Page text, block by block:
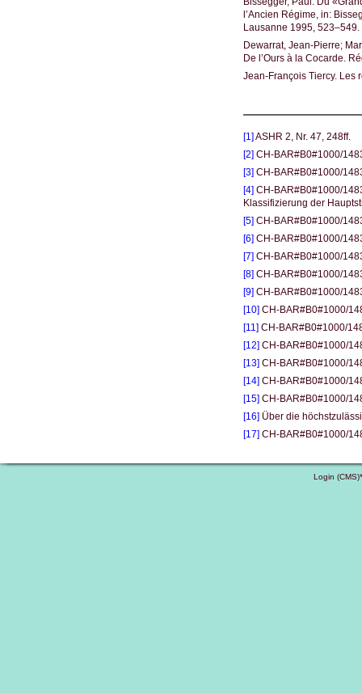
l’Ancien Régime, in:
Lausanne 1995, 523–549.
Dewarrat, Jean-Pierre;
De l’Ours à la Cocarde.
Jean-François Tiercy. Les
[1] ASHR 2, Nr. 47, 248ff.
[2] CH-BAR#B0#1000/
[3] CH-BAR#B0#1000/
[4] CH-BAR#B0#1000/
Klassifizierung der
[5] CH-BAR#B0#1000/
[6] CH-BAR#B0#1000/
[7] CH-BAR#B0#1000/
[8] CH-BAR#B0#1000/
[9] CH-BAR#B0#1000/
[10] CH-BAR#B0#1000/
[11] CH-BAR#B0#1000/
[12] CH-BAR#B0#1000/
[13] CH-BAR#B0#1000/
[14] CH-BAR#B0#1000/
[15] CH-BAR#B0#1000/
[16] Über die
[17] CH-BAR#B0#1000/
Login (CMS)*